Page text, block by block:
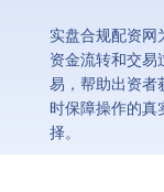
实盘合规配资
资金流转和交
易，帮助出资者
时保障操作的
择。